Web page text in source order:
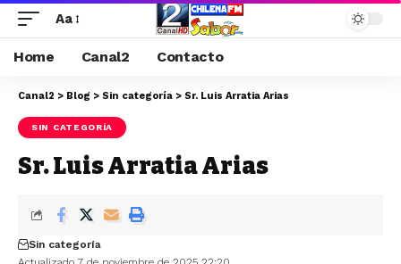
Aa
Home Canal2 Contacto
Canal2 > Blog > Sin categoría > Sr. Luis Arratia Arias
SIN CATEGORÍA
Sr. Luis Arratia Arias
Sin categoría